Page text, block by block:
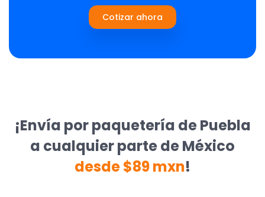
Cotizar ahora
¡Envía por paquetería de Puebla
a cualquier parte de México
desde $89 mxn!